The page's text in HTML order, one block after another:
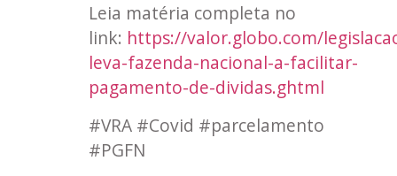
Leia matéria completa no
link: https://valor.globo.com/
leva-fazenda-nacional-a-facilitar-
pagamento-de-dividas.ghtml
#VRA #Covid #parcelamento
#PGFN